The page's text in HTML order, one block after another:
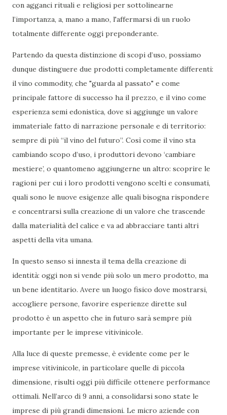
con agganci rituali e religiosi per sottolinearne
l’importanza, a, mano a mano, l'affermarsi di un ruolo
totalmente differente oggi preponderante.
Partendo da questa distinzione di scopi d’uso, possiamo
dunque distinguere due prodotti completamente differenti:
il vino commodity, che "guarda al passato" e come
principale fattore di successo ha il prezzo, e il vino come
esperienza semi edonistica, dove si aggiunge un valore
immateriale fatto di narrazione personale e di territorio:
sempre di più “il vino del futuro”. Così come il vino sta
cambiando scopo d’uso, i produttori devono ‘cambiare
mestiere’, o quantomeno aggiungerne un altro: scoprire le
ragioni per cui i loro prodotti vengono scelti e consumati,
quali sono le nuove esigenze alle quali bisogna rispondere
e concentrarsi sulla creazione di un valore che trascende
dalla materialità del calice e va ad abbracciare tanti altri
aspetti della vita umana.
In questo senso si innesta il tema della creazione di
identità: oggi non si vende più solo un mero prodotto, ma
un bene identitario. Avere un luogo fisico dove mostrarsi,
accogliere persone, favorire esperienze dirette sul
prodotto è un aspetto che in futuro sarà sempre più
importante per le imprese vitivinicole.
Alla luce di queste premesse, è evidente come per le
imprese vitivinicole, in particolare quelle di piccola
dimensione, risulti oggi più difficile ottenere performance
ottimali. Nell’arco di 9 anni, a consolidarsi sono state le
imprese di più grandi dimensioni. Le micro aziende con